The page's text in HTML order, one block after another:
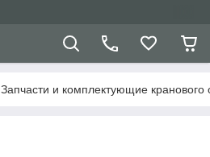
Запчасти и комплектующие кранового